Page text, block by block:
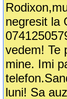
negresit la
vedem! Te
mine. Imi
luni! Sa